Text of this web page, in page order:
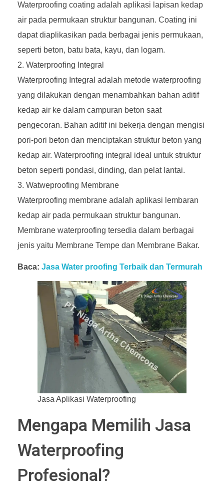
Waterproofing coating adalah aplikasi lapisan kedap
air pada permukaan struktur bangunan. Coating ini
dapat diaplikasikan pada berbagai jenis permukaan,
seperti beton, batu bata, kayu, dan logam.
Waterproofing Integral
Waterproofing Integral adalah metode waterproofing
yang dilakukan dengan menambahkan bahan aditif
kedap air ke dalam campuran beton saat
pengecoran. Bahan aditif ini bekerja dengan mengisi
pori-pori beton dan menciptakan struktur beton yang
kedap air. Waterproofing integral ideal untuk struktur
beton seperti pondasi, dinding, dan pelat lantai.
Watweproofing Membrane
Waterproofing membrane adalah aplikasi lembaran
kedap air pada permukaan struktur bangunan.
Membrane waterproofing tersedia dalam berbagai
jenis yaitu Membrane Tempe dan Membrane Bakar.
Baca: Jasa Water proofing Terbaik dan Termurah
Jasa Aplikasi Waterproofing
Mengapa Memilih Jasa
Waterproofing
Profesional?